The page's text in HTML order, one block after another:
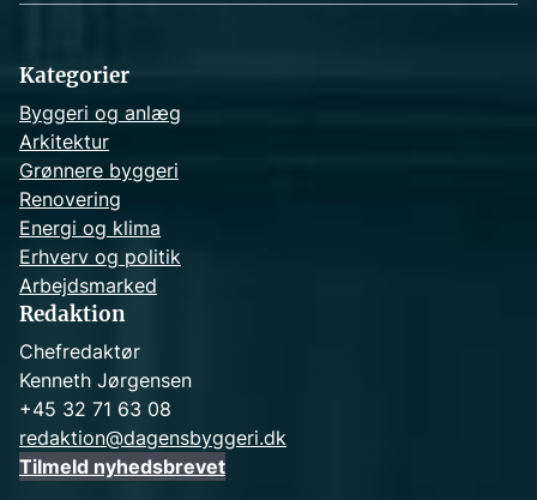
Kategorier
Byggeri og anlæg
Arkitektur
Grønnere byggeri
Renovering
Energi og klima
Erhverv og politik
Arbejdsmarked
Redaktion
Chefredaktør
Kenneth Jørgensen
+45 32 71 63 08
redaktion@dagensbyggeri.dk
Tilmeld nyhedsbrevet